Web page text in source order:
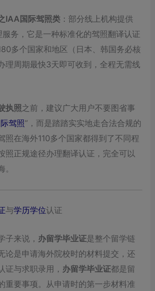
IAA国际驾照类 ：部分线上机构提供
务，它是一种标准化的驾照翻译认证
多个国家和地区（日本、韩国务必核
理周期最快3天即可收到，全程无需线
执照之前，建议广大用户不要图省事
驾照”，而是踏踏实实地走合法合规的
照在海外110多个国家都得到了不同程
照正规途径办理翻译认证，完全可以
与学历学位认证
子来说， 办留学毕业证是整个留学链
论是申请海外院校时的材料提交，还
证与求职录用， 办留学毕业证都是留
重要事项。从申请时的第一步材料准